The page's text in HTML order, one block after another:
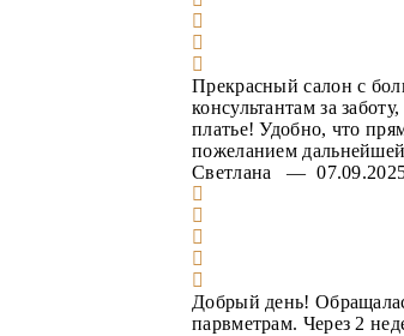
Прекрасный салон с
консультантам за
платье! Удобно, что
пожеланием
Светлана —
Добрый день!
парвметрам. Через 2